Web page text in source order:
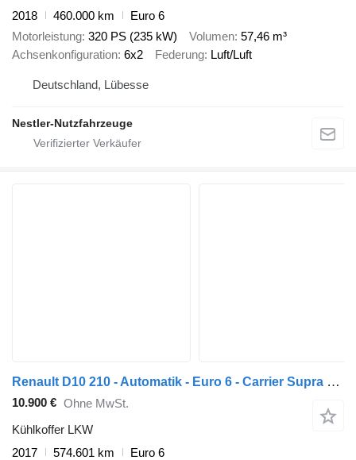
2018
460.000 km
Euro 6
Motorleistung 320 PS (235 kW) Volumen 57,46 m³
Achsenkonfiguration 6x2 Federung Luft/Luft
Deutschland, Lübesse
Nestler-Nutzfahrzeuge
Renault D10 210 - Automatik - Euro 6 - Carrier Supra 550
10.900 € Ohne MwSt.
Kühlkoffer LKW
2017
574.601 km
Euro 6